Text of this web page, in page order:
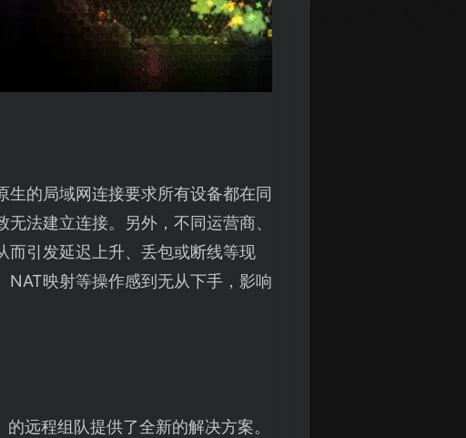
的局域网连接要求所有设备都在同
法建立连接。另外，不同运营商、
而引发延迟上升、丢包或断线等现
NAT映射等操作感到无从下手，影响
远程组队提供了全新的解决方案。